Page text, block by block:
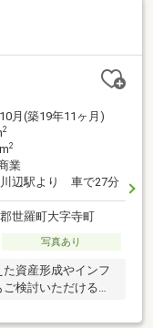
月(築19年11ヶ月)
2
2
業
辺駅より 車で27分
世羅町大字寺町
写真あり
資産形成やインフ
検討いただける収